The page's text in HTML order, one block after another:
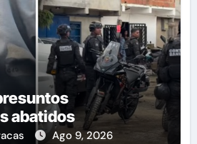
abatidos
Ago 9, 2026